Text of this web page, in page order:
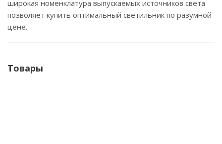
широкая номенклатура выпускаемых источников света
позволяет купить оптимальный светильник по разумной
цене.
Товары